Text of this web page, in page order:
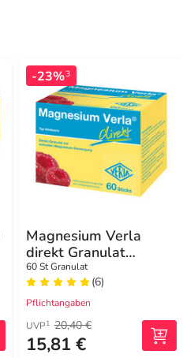
-23%3
Magnesium Verla
direkt Granulat
Himbeere
60 St Granulat
(6)
Pflichtangaben
UVP1 20,40 €
15,81 €